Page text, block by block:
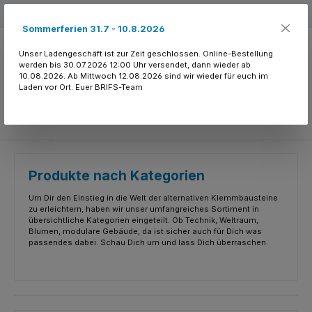
Produkte nach Kategorien
Um Dir den Einstieg in die Welt der alternativen Klemmbausteine
zu erleichtern, haben wir unser umfangreiches Sortiment in
übersichtliche Kategorien eingeteilt. Ob Technik, Weltraum,
Blumen, modulare Gebäude, da ist sicher auch für Dich was
passendes dabei. Schau Dich um und lass Dich überraschen.
Sommerferien 31.7 - 10.8.2026
Unser Ladengeschäft ist zur Zeit geschlossen. Online-Bestellung
werden bis 30.07.2026 12:00 Uhr versendet, dann wieder ab
10.08.2026. Ab Mittwoch 12.08.2026 sind wir wieder für euch im
Laden vor Ort. Euer BRIFS-Team